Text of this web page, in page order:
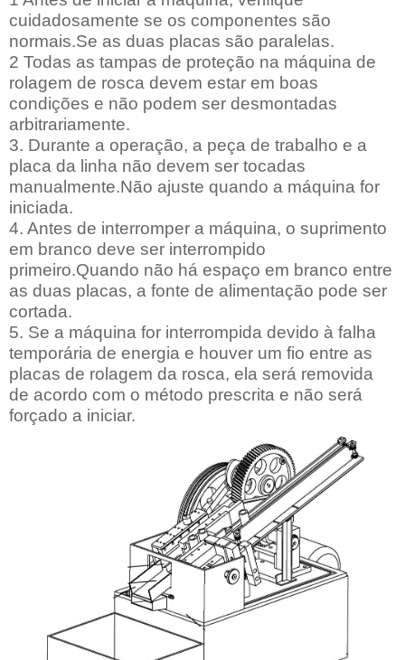
cuidadosamente se os componentes são
normais.Se as duas placas são paralelas.
2 Todas as tampas de proteção na máquina de
rolagem de rosca devem estar em boas
condições e não podem ser desmontadas
arbitrariamente.
3. Durante a operação, a peça de trabalho e a
placa da linha não devem ser tocadas
manualmente.Não ajuste quando a máquina for
iniciada.
4. Antes de interromper a máquina, o suprimento
em branco deve ser interrompido
primeiro.Quando não há espaço em branco entre
as duas placas, a fonte de alimentação pode ser
cortada.
5. Se a máquina for interrompida devido à falha
temporária de energia e houver um fio entre as
placas de rolagem da rosca, ela será removida
de acordo com o método prescrita e não será
forçado a iniciar.